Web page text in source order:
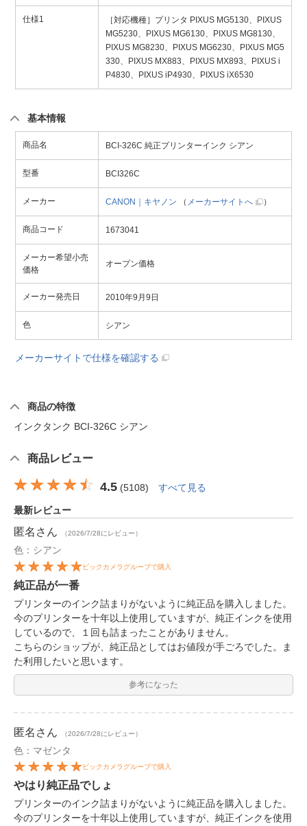
仕様1
［対応機種］プリンタ PIXUS MG5130、PIXUS
MG5230、PIXUS MG6130、PIXUS MG8130、
PIXUS MG8230、PIXUS MG6230、PIXUS MG5
330、PIXUS MX883、PIXUS MX893、PIXUS i
P4830、PIXUS iP4930、PIXUS iX6530
基本情報
商品名 BCI-326C 純正プリンターインク シアン
型番 BCI326C
メーカー CANON｜キヤノン （ メーカーサイトへ ）
商品コード 1673041
メーカー希望小売
価格
オープン価格
メーカー発売日 2010年9月9日
色 シアン
メーカーサイトで仕様を確認する
商品の特徴
インクタンク BCI-326C シアン
商品レビュー
4.5 (5108) すべて見る
最新レビュー
匿名 さん （2026/7/28にレビュー）
色：シアン
ビックカメラグループで購入
純正品が一番
プリンターのインク詰まりがないように純正品を購入しました。
今のプリンターを十年以上使用していますが、純正インクを使用
しているので、１回も詰まったことがありません。
こちらのショップが、純正品としてはお値段が手ごろでした。ま
た利用したいと思います。
参考になった
匿名 さん （2026/7/28にレビュー）
色：マゼンタ
ビックカメラグループで購入
やはり純正品でしょ
プリンターのインク詰まりがないように純正品を購入しました。
今のプリンターを十年以上使用していますが、純正インクを使用